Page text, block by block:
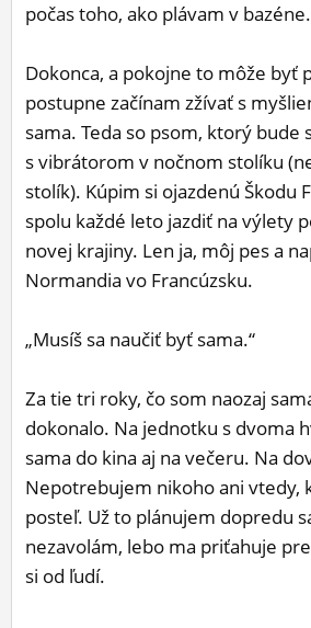
počas toho, ako plávam v
Dokonca, a pokojne to môže byť
postupne začínam zžívať s
sama. Teda so psom, ktorý bude
s vibrátorom v nočnom stolíku
stolík). Kúpim si ojazdenú Škodu
spolu každé leto jazdiť na výlety
novej krajiny. Len ja, môj pes a
Normandia vo Francúzsku.
„Musíš sa naučiť byť sama.“
Za tie tri roky, čo som naozaj
dokonalo. Na jednotku s dvoma
sama do kina aj na večeru. Na
Nepotrebujem nikoho ani vtedy,
posteľ. Už to plánujem dopredu
nezavolám, lebo ma priťahuje
si od ľudí.